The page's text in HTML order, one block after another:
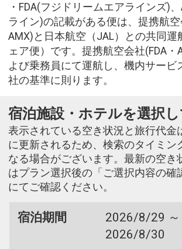
・FDA(フジドリームエアラインズ)
ライン)の記載がある便は、提携航空
AMX)と日本航空（JAL）との共同運
ェア便）です。提携航空会社(FDA・
よび乗務員にて運航し、機内サービ
社の基準に則ります。
宿泊施設・ホテルを選択
表示されている空き状況と旅行代金
に更新されるため、検索のタイミン
なる場合がございます。最新の空き
はプラン選択後の「ご選択内容の確
にてご確認ください。
宿泊期間
2026/8/29 ～
2026/8/30